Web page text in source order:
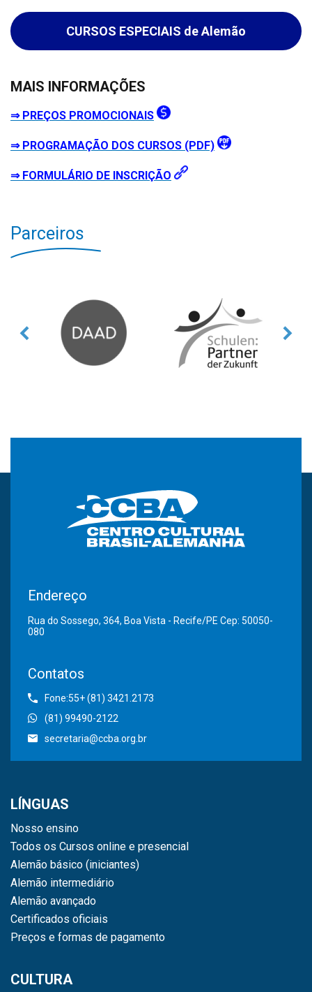
CURSOS ESPECIAIS de Alemão
MAIS INFORMAÇÕES
⇒ PREÇOS PROMOCIONAIS
⇒ PROGRAMAÇÃO DOS CURSOS (PDF)
⇒ FORMULÁRIO DE INSCRIÇÃO
Parceiros
Endereço
Rua do Sossego, 364, Boa Vista - Recife/PE Cep: 50050-
080
Contatos
Fone:55+ (81) 3421.2173
(81) 99490-2122
secretaria@ccba.org.br
LÍNGUAS
Nosso ensino
Todos os Cursos online e presencial
Alemão básico (iniciantes)
Alemão intermediário
Alemão avançado
Certificados oficiais
Preços e formas de pagamento
CULTURA